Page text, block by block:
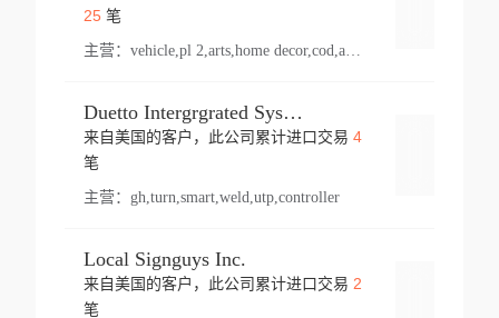
25笔
主营： vehicle,pl 2,arts,home decor,cod,amusement ride,sea
Duetto Intergrgrated Systems Inc.
来自美国的客户，此公司累计进口交易 4
笔
主营： gh,turn,smart,weld,utp,controller
Local Signguys Inc.
来自美国的客户，此公司累计进口交易 2
笔